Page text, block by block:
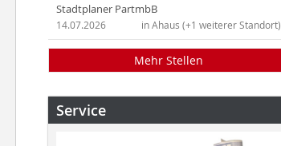
Stadtplaner PartmbB
in Ahaus (+1 weiterer Standort)
14.07.2026
Mehr Stellen
Service